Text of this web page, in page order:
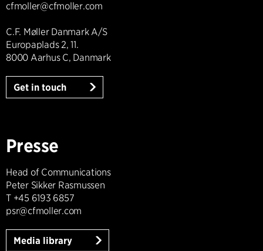
cfmoller@cfmoller.com
C.F. Møller Danmark A/S
Europaplads 2, 11.
8000 Aarhus C, Danmark
Get in touch
Presse
Head of Communications
Peter Sikker Rasmussen
T +45 6193 6857
psr@cfmoller.com
Media library